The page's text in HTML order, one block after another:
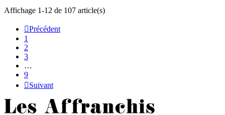
Affichage 1-12 de 107 article(s)
Précédent
1
2
3
…
9
Suivant